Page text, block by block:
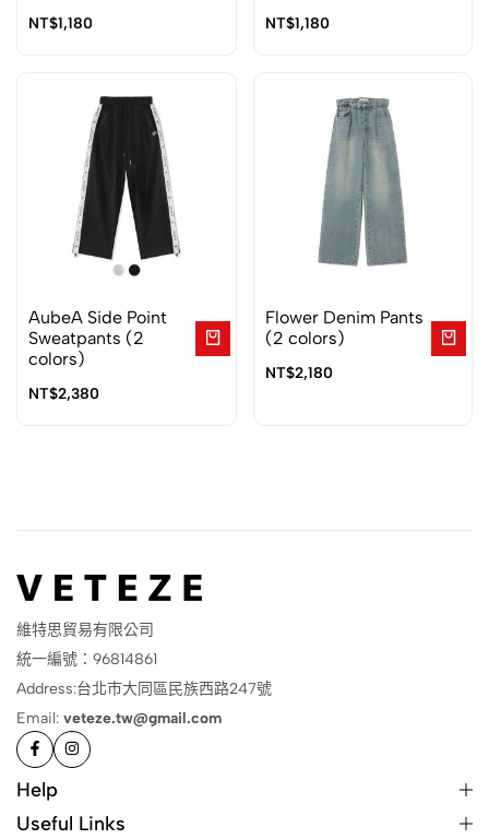
NT$1,180 NT$1,180
AubeA Side Point
Sweatpants (2
colors)
NT$2,380
Flower Denim Pants
(2 colors)
NT$2,180
維特思貿易有限公司
統一編號：96814861
Address:台北市大同區民族西路247號
Email: veteze.tw@gmail.com
Help
Useful Links